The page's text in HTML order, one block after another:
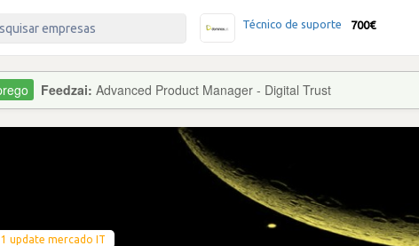
Técnico de suporte 700€
Feedzai: Advanced Product Manager - Digital Trust
1 update mercado IT